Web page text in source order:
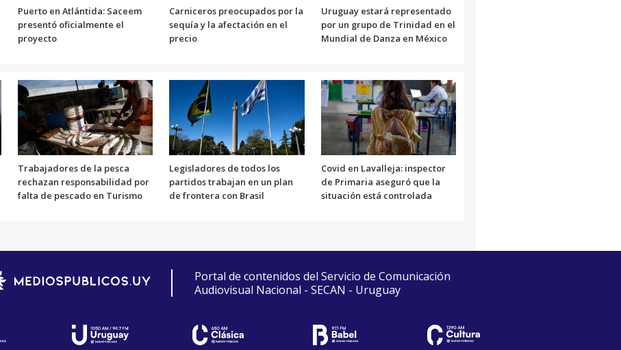
Puerto en Atlántida: Saceem
presentó oficialmente el
proyecto
Carniceros preocupados por la
sequía y la afectación en el
precio
Uruguay estará representado
por un grupo de Trinidad en el
Mundial de Danza en México
Trabajadores de la pesca
rechazan responsabilidad por
falta de pescado en Turismo
Legisladores de todos los
partidos trabajan en un plan
de frontera con Brasil
Covid en Lavalleja: inspector
de Primaria aseguró que la
situación está controlada
Portal de contenidos del Servicio de Comunicación
Audiovisual Nacional - SECAN - Uruguay